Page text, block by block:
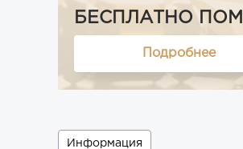
БЕСПЛАТНО
Подробнее
Информация